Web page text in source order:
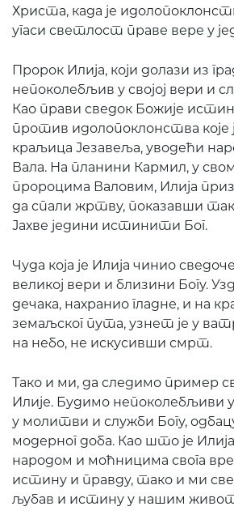
Христа, када је
угаси светлост праве вере у
Пророк Илија, који долази из
непоколебљив у својој вери и
Као прави сведок Божије
против идолопоклонства које
краљица Језавеља, уводећи
Вала. На планини Кармил, у
пророцима Валовим, Илија
да спали жртву, показавши
Јахве једини истинити Бог.
Чуда која је Илија чинио
великој вери и близини Богу.
дечака, нахранио гладне, и на
земаљског пута, узнет је у
на небо, не искусивши смрт.
Тако и ми, да следимо пример
Илије. Будимо непоколебљиви
у молитви и служби Богу,
модерног доба. Као што је
народом и моћницима свога
истину и правду, тако и ми
љубав и истину у нашим